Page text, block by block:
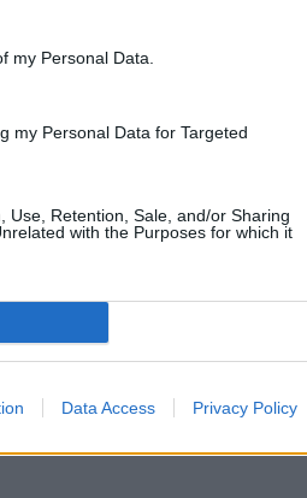
my Personal Data.
my Personal Data for Targeted
Use, Retention, Sale, and/or Sharing
with the Purposes for which it
Data Access Privacy Policy
lacobrigenses